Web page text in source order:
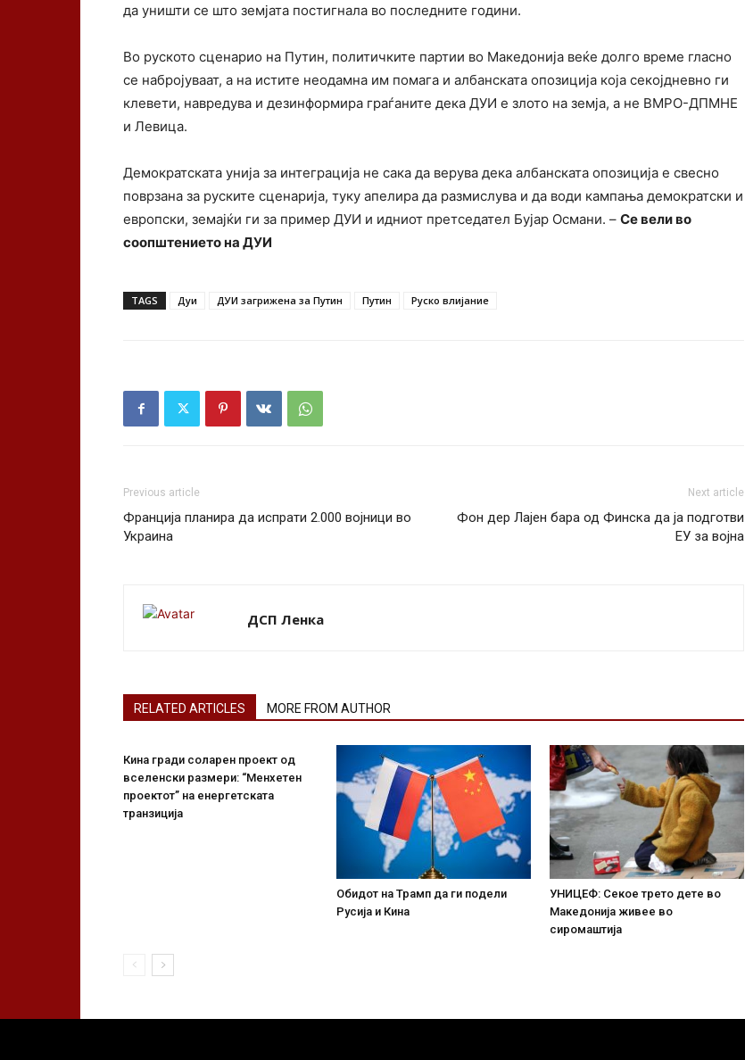
да уништи се што земјата постигнала во последните години.
Во руското сценарио на Путин, политичките партии во Македонија веќе долго време гласно
се набројуваат, а на истите неодамна им помага и албанската опозиција која секојдневно ги
клевети, навредува и дезинформира граѓаните дека ДУИ е злото на земја, а не ВМРО-ДПМНЕ
и Левица.
Демократската унија за интеграција не сака да верува дека албанската опозиција е свесно
поврзана за руските сценарија, туку апелира да размислува и да води кампања демократски и
европски, земајќи ги за пример ДУИ и идниот претседател Бујар Османи. – Се вели во
соопштението на ДУИ
TAGS Дуи ДУИ загрижена за Путин Путин Руско влијание
Previous article
Франција планира да испрати 2.000 војници во
Украина
Next article
Фон дер Лајен бара од Финска да ја подготви
ЕУ за војна
ДСП Ленка
RELATED ARTICLES MORE FROM AUTHOR
Кина гради соларен проект од
вселенски размери: “Менхетен
проектот” на енергетската
транзиција
Обидот на Трамп да ги подели
Русија и Кина
УНИЦЕФ: Секое трето дете во
Македонија живее во
сиромаштија